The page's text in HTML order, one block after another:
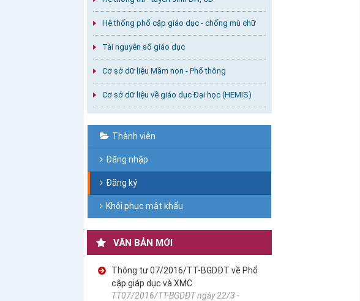
Hệ thống phổ cập giáo dục - chống mù chữ
Tài nguyên số giáo dục
Cơ sở dữ liệu Mầm non - Phổ thông
Cơ sở dữ liệu về giáo dục Đại học (HEMIS)
Thành viên
Đăng nhập
Đăng ký
Khôi phục mật khẩu
VĂN BẢN MỚI
Thông tư 07/2016/TT-BGDĐT về Phổ
cập giáp dục và XMC
TT07/2016/TT-BGDĐT ngày 22/3 -